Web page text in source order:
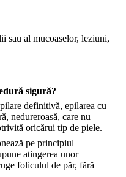
sau al mucoaselor, leziuni,
sigură?
definitivă, epilarea cu
nedureroasă, care nu
oricărui tip de piele.
pe principiul
atingerea unor
foliculul de păr, fără